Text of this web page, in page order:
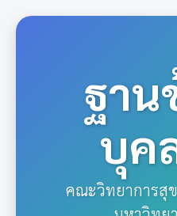
ฐา
บุค
คณะวิทยาการสุ